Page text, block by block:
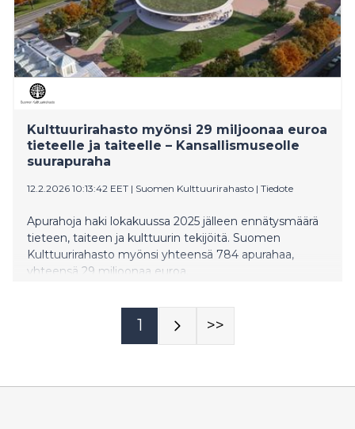
Kulttuurirahasto myönsi 29 miljoonaa euroa
tieteelle ja taiteelle – Kansallismuseolle
suurapuraha
12.2.2026 10:13:42 EET | Suomen Kulttuurirahasto | Tiedote
Apurahoja haki lokakuussa 2025 jälleen ennätysmäärä
tieteen, taiteen ja kulttuurin tekijöitä. Suomen
Kulttuurirahasto myönsi yhteensä 784 apurahaa,
yhteensä 29 miljoonaa euroa.
1 >>